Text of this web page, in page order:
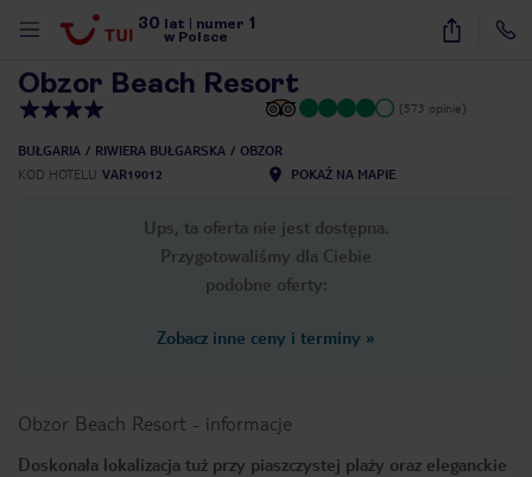
30 lat numer 1
w Polsce
32
Obzor Beach Resort
(573 opinie)
BUŁGARIA RIWIERA BUŁGARSKA
OBZOR
KOD HOTELU VAR19012 POKAŻ NA MAPIE
Ups, ta oferta nie jest dostępna.
Przygotowaliśmy dla Ciebie
podobne oferty:
Zobacz inne ceny i terminy »
Obzor Beach Resort - informacje
Doskonała lokalizacja tuż przy piaszczystej plaży oraz eleganckie